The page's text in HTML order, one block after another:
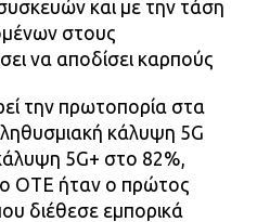
και με την τάση
στους
να αποδίσει καρπούς
την πρωτοπορία στα
κάλυψη 5G
5G+ στο 82%,
ο ΟΤΕ ήταν ο πρώτος
διέθεσε εμπορικά